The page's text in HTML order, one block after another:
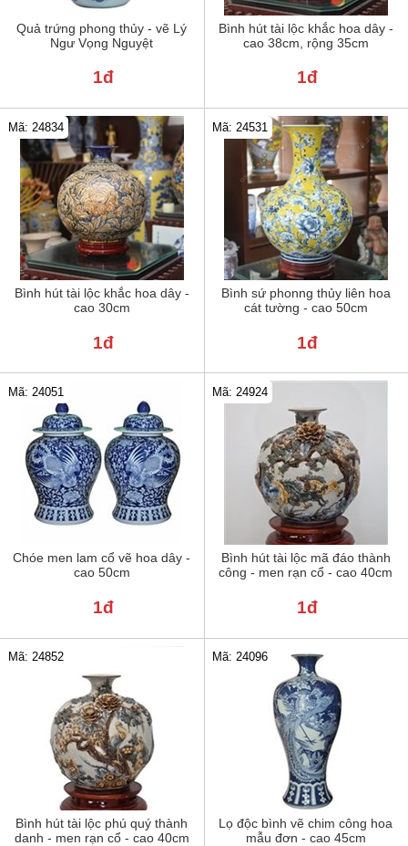
Quả trứng phong thủy - vẽ Lý
Ngư Vọng Nguyệt
1đ
Bình hút tài lộc khắc hoa dây -
cao 38cm, rộng 35cm
1đ
Bình hút tài lộc khắc hoa dây -
cao 30cm
Mã: 24834
1đ
Bình sứ phonng thủy liên hoa
cát tường - cao 50cm
Mã: 24531
1đ
Chóe men lam cổ vẽ hoa dây -
cao 50cm
Mã: 24051
1đ
Bình hút tài lộc mã đáo thành
công - men rạn cổ - cao 40cm
Mã: 24924
1đ
Bình hút tài lộc phú quý thành
danh - men rạn cổ - cao 40cm
Mã: 24852
Lọ độc bình vẽ chim công hoa
mẫu đơn - cao 45cm
Mã: 24096